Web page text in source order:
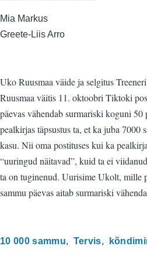
Mia Markus
Greete-Liis Arro
Uko Ruusmaa väide ja selgitus
Ruusmaa väitis 11. oktoobri Tiktoki
päevas vähendab surmariski koguni 50
pealkirjas täpsustus ta, et ka juba 7000
kasu. Nii oma postituses kui ka
“uuringud näitavad”, kuid ta ei
ta on tuginenud. Uurisime Ukolt, mille
sammu päevas aitab surmariski
10 000 sammu Tervis